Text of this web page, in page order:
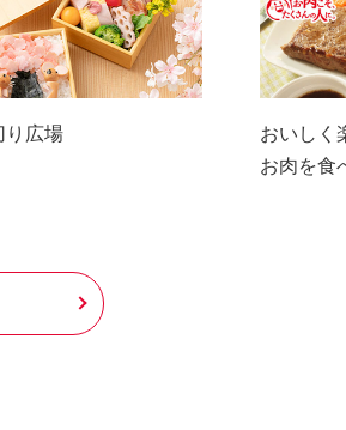
り広場
おいしく
お肉を食